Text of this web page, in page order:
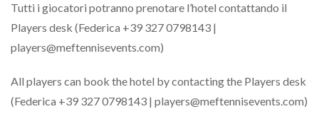
Tutti i giocatori potranno prenotare l’hotel contattando il
Players desk (Federica +39 327 0798143 |
players@meftennisevents.com)
All players can book the hotel by contacting the Players desk
(Federica +39 327 0798143 | players@meftennisevents.com)